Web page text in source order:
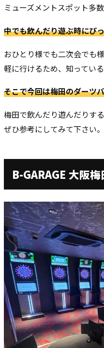
ミューズメントスポット多
中でも飲んだり遊ぶ時にぴ
おひとり様でも二次会でも
軽に行けるため、知ってい
そこで今回は梅田のダーツ
梅田で飲んだり遊んだりす
ぜひ参考にしてみて下さい。
B-GARAGE 大阪梅